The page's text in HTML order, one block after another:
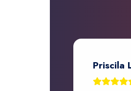
Priscila